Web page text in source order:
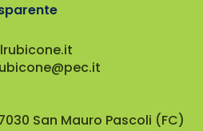
San Mauro Pascoli (FC)